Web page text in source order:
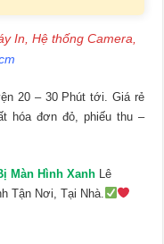
In, Hệ thống Camera,
20 – 30 Phút tới. Giá rẻ
hóa đơn đỏ, phiếu thu –
Màn Hình Xanh Lê
Tận Nơi, Tại Nhà.